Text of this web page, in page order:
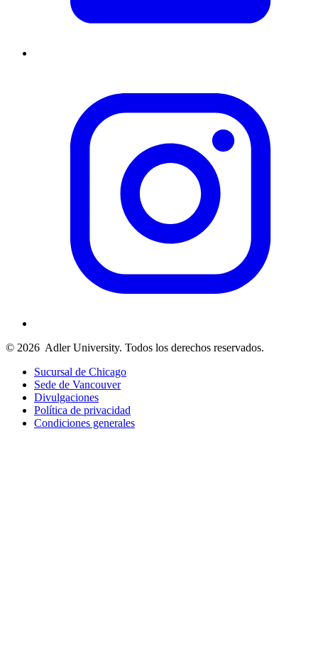
© 2026 Adler University. Todos los derechos reservados.
Sucursal de Chicago
Sede de Vancouver
Divulgaciones
Política de privacidad
Condiciones generales